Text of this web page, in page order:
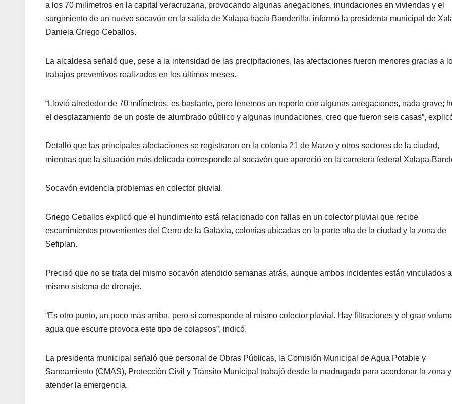
a los 70 milímetros en la capital veracruzana, provocando algunas anegaciones, inundaciones en viviendas y el
surgimiento de un nuevo socavón en la salida de Xalapa hacia Banderilla, informó la presidenta municipal de
Daniela Griego Ceballos.
La alcaldesa señaló que, pese a la intensidad de las precipitaciones, las afectaciones fueron menores gracias a
trabajos preventivos realizados en los últimos meses.
“Llovió alrededor de 70 milímetros, es bastante, pero tenemos un reporte con algunas anegaciones, nada grave;
el desplazamiento de un poste de alumbrado público y algunas inundaciones, creo que fueron seis casas”,
Detalló que las principales afectaciones se registraron en la colonia 21 de Marzo y otros sectores de la ciudad,
mientras que la situación más delicada corresponde al socavón que apareció en la carretera federal Xalapa-
Socavón evidencia problemas en colector pluvial.
Griego Ceballos explicó que el hundimiento está relacionado con fallas en un colector pluvial que recibe
escurrimientos provenientes del Cerro de la Galaxia, colonias ubicadas en la parte alta de la ciudad y la zona de
Sefiplan.
Precisó que no se trata del mismo socavón atendido semanas atrás, aunque ambos incidentes están vinculados al
mismo sistema de drenaje.
“Es otro punto, un poco más arriba, pero sí corresponde al mismo colector pluvial. Hay filtraciones y el gran
agua que escurre provoca este tipo de colapsos”, indicó.
La presidenta municipal señaló que personal de Obras Públicas, la Comisión Municipal de Agua Potable y
Saneamiento (CMAS), Protección Civil y Tránsito Municipal trabajó desde la madrugada para acordonar la zona y
atender la emergencia.